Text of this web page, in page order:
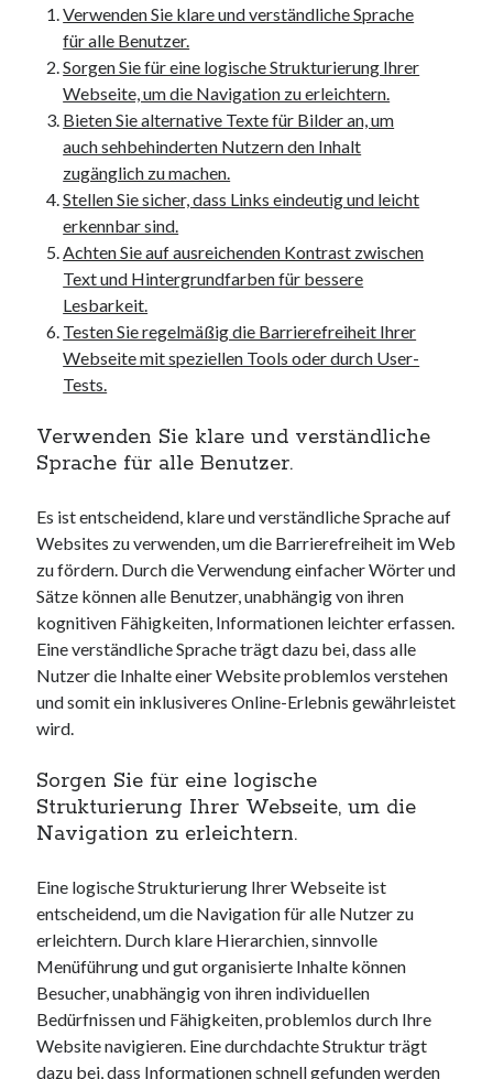
sportunterricht
türmaße
Verwenden Sie klare und verständliche Sprache
für alle Benutzer.
Sorgen Sie für eine logische Strukturierung Ihrer
Webseite, um die Navigation zu erleichtern.
Bieten Sie alternative Texte für Bilder an, um
auch sehbehinderten Nutzern den Inhalt
zugänglich zu machen.
Stellen Sie sicher, dass Links eindeutig und leicht
erkennbar sind.
Achten Sie auf ausreichenden Kontrast zwischen
Text und Hintergrundfarben für bessere
Lesbarkeit.
Testen Sie regelmäßig die Barrierefreiheit Ihrer
Webseite mit speziellen Tools oder durch User-
Tests.
Verwenden Sie klare und verständliche
Sprache für alle Benutzer.
Es ist entscheidend, klare und verständliche Sprache auf
Websites zu verwenden, um die Barrierefreiheit im Web
zu fördern. Durch die Verwendung einfacher Wörter und
Sätze können alle Benutzer, unabhängig von ihren
kognitiven Fähigkeiten, Informationen leichter erfassen.
Eine verständliche Sprache trägt dazu bei, dass alle
Nutzer die Inhalte einer Website problemlos verstehen
und somit ein inklusiveres Online-Erlebnis gewährleistet
wird.
Sorgen Sie für eine logische
Strukturierung Ihrer Webseite, um die
Navigation zu erleichtern.
Eine logische Strukturierung Ihrer Webseite ist
entscheidend, um die Navigation für alle Nutzer zu
erleichtern. Durch klare Hierarchien, sinnvolle
Menüführung und gut organisierte Inhalte können
Besucher, unabhängig von ihren individuellen
Bedürfnissen und Fähigkeiten, problemlos durch Ihre
Website navigieren. Eine durchdachte Struktur trägt
dazu bei, dass Informationen schnell gefunden werden